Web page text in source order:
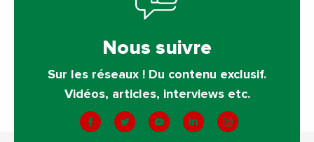
Nous suivre
Sur les réseaux ! Du contenu exclusif.
Vidéos, articles, interviews etc.